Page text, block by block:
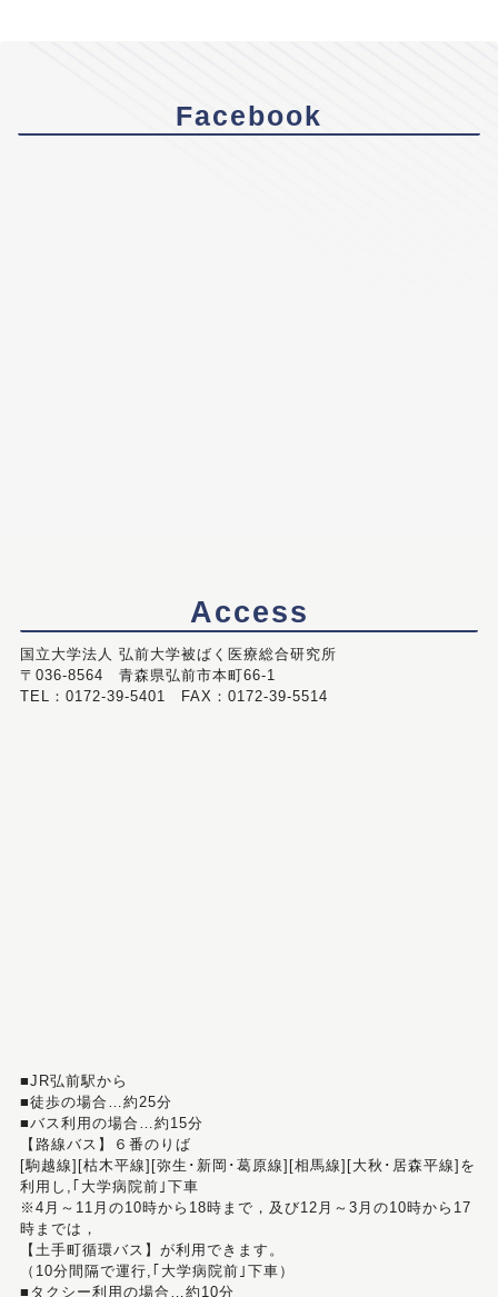
Facebook
Access
国立大学法人 弘前大学被ばく医療総合研究所
〒036-8564 青森県弘前市本町66-1
TEL：0172-39-5401 FAX：0172-39-5514
■JR弘前駅から
■徒歩の場合…約25分
■バス利用の場合…約15分
【路線バス】６番のりば
[駒越線][枯木平線][弥生･新岡･葛原線][相馬線][大秋･居森平線]を
利用し,｢大学病院前｣下車
※4月～11月の10時から18時まで，及び12月～3月の10時から17
時までは，
【土手町循環バス】が利用できます。
（10分間隔で運行,｢大学病院前｣下車）
■タクシー利用の場合…約10分